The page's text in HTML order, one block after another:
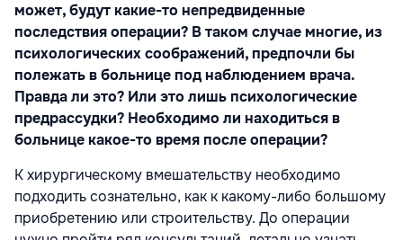
может, будут какие-то непредвиденные
последствия операции? В таком случае многие, из
психологических соображений, предпочли бы
полежать в больнице под наблюдением врача.
Правда ли это? Или это лишь психологические
предрассудки? Необходимо ли находиться в
больнице какое-то время после операции?
К хирургическому вмешательству необходимо
подходить сознательно, как к какому-либо большому
приобретению или строительству. До операции